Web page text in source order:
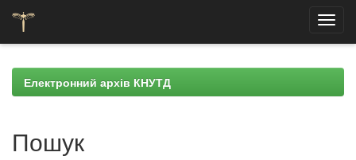
navigationЕлектронний архів КНУТД
Пошук